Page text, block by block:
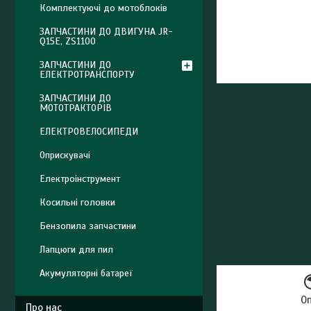
Комплектуючі до мотоблоків
ЗАПЧАСТИНИ ДО ДВИГУНА JR-
Q15E, ZS1100
ЗАПЧАСТИНИ ДО
ЕЛЕКТРОТРАНСПОРТУ
ЗАПЧАСТИНИ ДО
МОТОТРАКТОРІВ
ЕЛЕКТРОВЕЛОСИПЕДИ
Оприскувачі
Електроінструмент
Косильні головки
Бензопила запчастини
Лапцюги для пил
Акумуляторні батареї
Про нас